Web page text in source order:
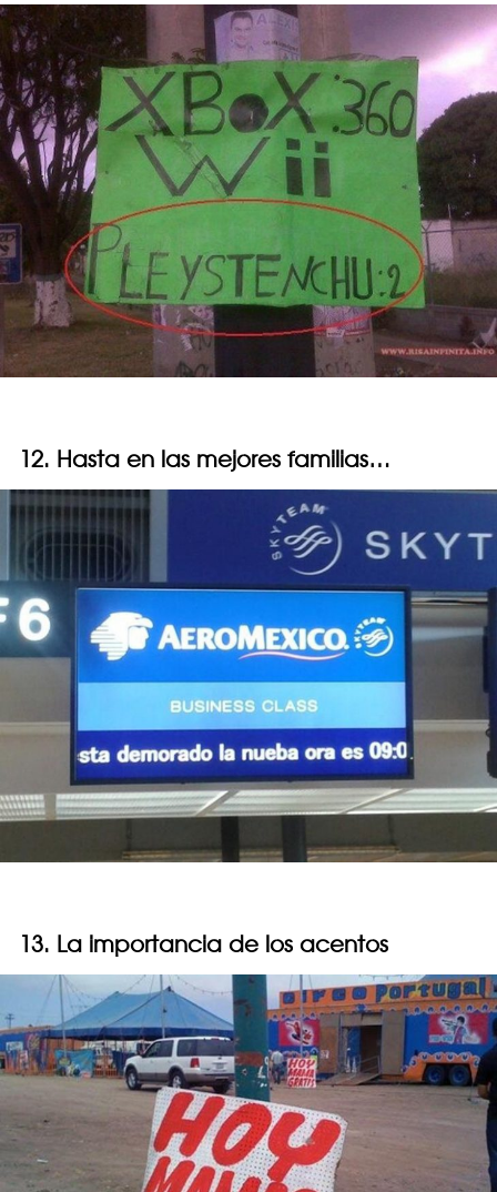
12. Hasta en las mejores familias…
13. La importancia de los acentos